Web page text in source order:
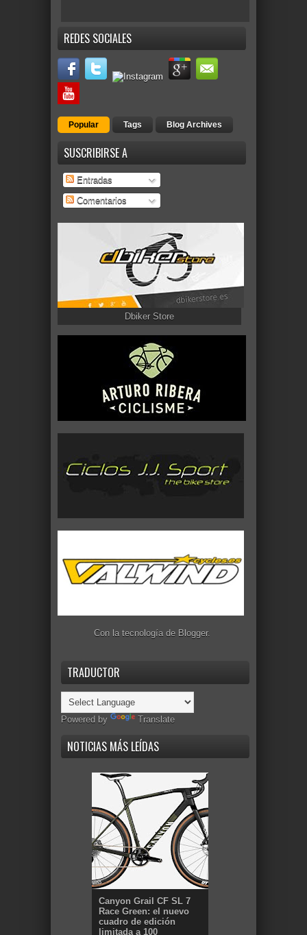
REDES SOCIALES
Popular Tags Blog Archives
SUSCRIBIRSE A
Entradas
Comentarios
Dbiker Store
Con la tecnología de Blogger.
TRADUCTOR
Powered by Translate
NOTICIAS MÁS LEÍDAS
Canyon Grail CF SL 7
Race Green: el nuevo
cuadro de edición
limitada a 100